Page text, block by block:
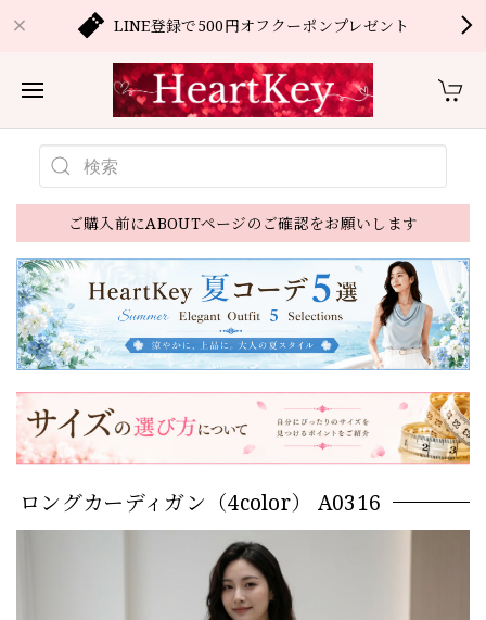
LINE登録で500円オフクーポンプレゼント
ご購入前にABOUTページのご確認をお願いします
ロングカーディガン（4color） A0316